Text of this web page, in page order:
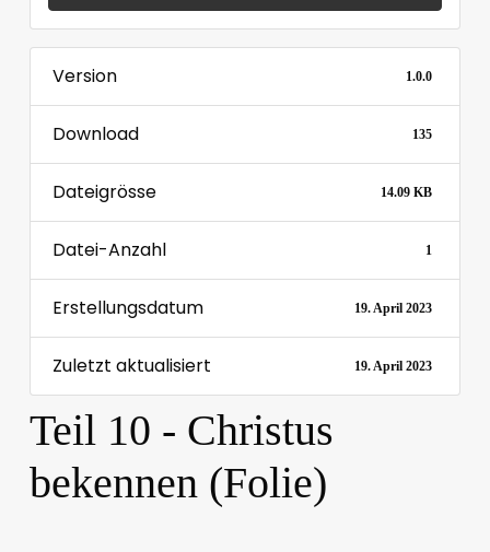
Version 1.0.0
Download 135
Dateigrösse 14.09 KB
Datei-Anzahl 1
Erstellungsdatum 19. April 2023
Zuletzt aktualisiert 19. April 2023
Teil 10 - Christus
bekennen (Folie)